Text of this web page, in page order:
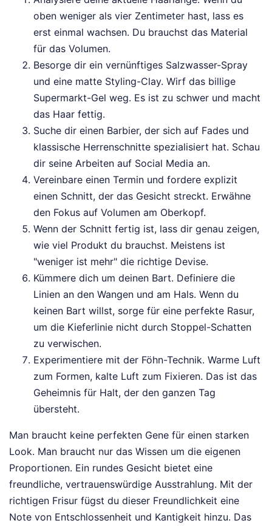
oben weniger als vier Zentimeter hast, lass es
erst einmal wachsen. Du brauchst das Material
für das Volumen.
Besorge dir ein vernünftiges Salzwasser-Spray
und eine matte Styling-Clay. Wirf das billige
Supermarkt-Gel weg. Es ist zu schwer und macht
das Haar fettig.
Suche dir einen Barbier, der sich auf Fades und
klassische Herrenschnitte spezialisiert hat. Schau
dir seine Arbeiten auf Social Media an.
Vereinbare einen Termin und fordere explizit
einen Schnitt, der das Gesicht streckt. Erwähne
den Fokus auf Volumen am Oberkopf.
Wenn der Schnitt fertig ist, lass dir genau zeigen,
wie viel Produkt du brauchst. Meistens ist
"weniger ist mehr" die richtige Devise.
Kümmere dich um deinen Bart. Definiere die
Linien an den Wangen und am Hals. Wenn du
keinen Bart willst, sorge für eine perfekte Rasur,
um die Kieferlinie nicht durch Stoppel-Schatten
zu verwischen.
Experimentiere mit der Föhn-Technik. Warme Luft
zum Formen, kalte Luft zum Fixieren. Das ist das
Geheimnis für Halt, der den ganzen Tag
übersteht.
Man braucht keine perfekten Gene für einen starken
Look. Man braucht nur das Wissen um die eigenen
Proportionen. Ein rundes Gesicht bietet eine
freundliche, vertrauenswürdige Ausstrahlung. Mit der
richtigen Frisur fügst du dieser Freundlichkeit eine
Note von Entschlossenheit und Kantigkeit hinzu. Das